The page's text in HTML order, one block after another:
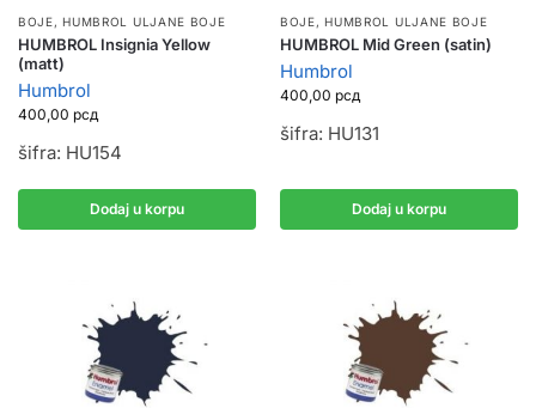
BOJE,HUMBROL ULJANE BOJE
HUMBROL Insignia Yellow
(matt)
Humbrol
400,00 рсд
šifra: HU154
Dodaj u korpu
BOJE,HUMBROL ULJANE BOJE
HUMBROL Mid Green (satin)
Humbrol
400,00 рсд
šifra: HU131
Dodaj u korpu